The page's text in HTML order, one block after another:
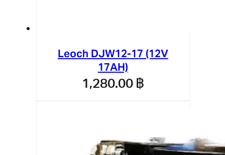
Leoch DJW12-17 (12V
17AH)
1,280.00 ฿